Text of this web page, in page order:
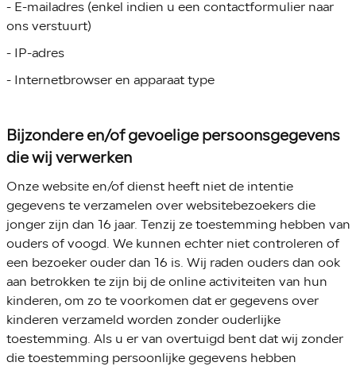
- E-mailadres (enkel indien u een contactformulier naar
ons verstuurt)
- IP-adres
- Internetbrowser en apparaat type
Bijzondere en/of gevoelige persoonsgegevens
die wij verwerken
Onze website en/of dienst heeft niet de intentie
gegevens te verzamelen over websitebezoekers die
jonger zijn dan 16 jaar. Tenzij ze toestemming hebben van
ouders of voogd. We kunnen echter niet controleren of
een bezoeker ouder dan 16 is. Wij raden ouders dan ook
aan betrokken te zijn bij de online activiteiten van hun
kinderen, om zo te voorkomen dat er gegevens over
kinderen verzameld worden zonder ouderlijke
toestemming. Als u er van overtuigd bent dat wij zonder
die toestemming persoonlijke gegevens hebben